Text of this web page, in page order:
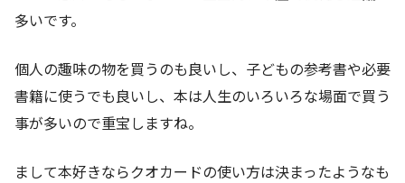
多いです。
個人の趣味の物を買うのも良いし、子どもの参考書や必要
書籍に使うでも良いし、本は人生のいろいろな場面で買う
事が多いので重宝しますね。
まして本好きならクオカードの使い方は決まったようなも